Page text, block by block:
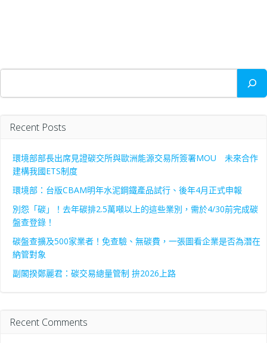
搜
Recent Posts
環境部部長出席見證碳交所與歐洲能源交易所簽署MOU 未來合作
建構我國ETS制度
環境部：台版CBAM明年水泥鋼鐵產品試行、後年4月正式申報
別怨「碳」！去年碳排2.5萬噸以上的這些業別，需於4/30前完成碳
盤查登錄！
碳盤查擴及500家業者！免查驗、無碳費，一張圖看企業是否為潛在
納管對象
副閣揆鄭麗君：碳交易總量管制 拚2026上路
Recent Comments